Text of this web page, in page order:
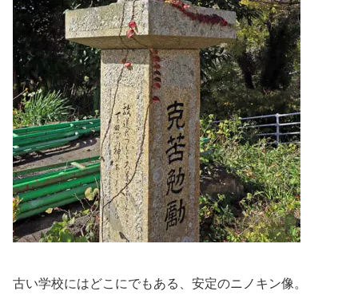
古い学校にはどこにでもある、安定のニノキン像。